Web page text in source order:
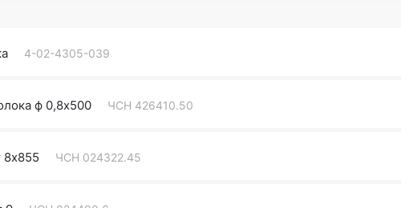
4-02-4305-039
ф 0,8х500 ЧСН 426410.50
8х855 ЧСН 024322.45